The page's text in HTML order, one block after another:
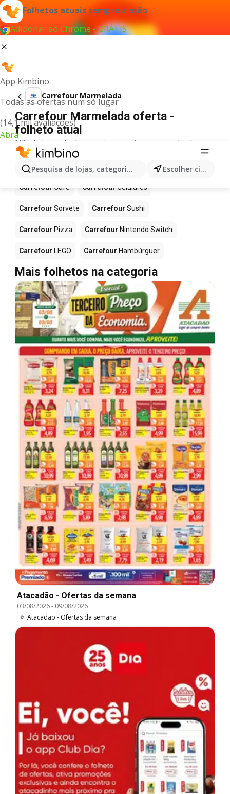
Folhetos atuais sempre à mão
Adicionar ao Chrome - GRÁTIS
App Kimbino
Todas as ofertas num só lugar
(14,1 mil avaliações)
Abra
Pesquisa de lojas, categorias,produtos... Escolher cidade
Carrefour Marmelada
Carrefour Marmelada oferta -
folheto atual
Não foi possível encontrar quaisquer resultados
para este termo.
Mais produtos em Carrefour
Carrefour Café Carrefour Celulares
Carrefour Sorvete Carrefour Sushi
Carrefour Pizza Carrefour Nintendo Switch
Carrefour LEGO Carrefour Hambúrguer
Mais folhetos na categoria
Atacadão - Ofertas da semana
03/08/2026- 09/08/2026
Atacadão - Ofertas da semana